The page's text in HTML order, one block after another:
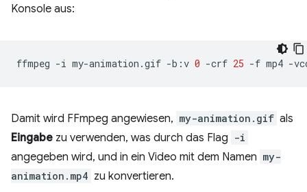
Konsole aus:
ffmpeg -i my-animation.gif -b:v 0 -crf 25 -f mp4 -
Damit wird FFmpeg angewiesen, my-animation.gif als
Eingabe zu verwenden, was durch das Flag -i
angegeben wird, und in ein Video mit dem Namen my-
animation.mp4 zu konvertieren.